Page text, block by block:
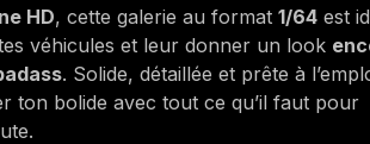
HD, cette galerie au format 1/64 est
véhicules et leur donner un look
. Solide, détaillée et prête à
ton bolide avec tout ce qu’il faut pour